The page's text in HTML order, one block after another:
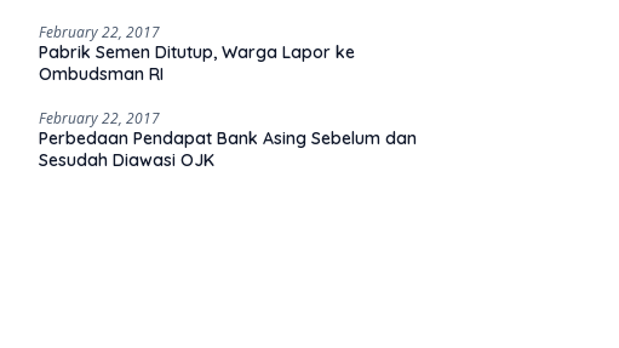
February 22, 2017
Pabrik Semen Ditutup, Warga Lapor ke
Ombudsman RI
February 22, 2017
Perbedaan Pendapat Bank Asing Sebelum dan
Sesudah Diawasi OJK